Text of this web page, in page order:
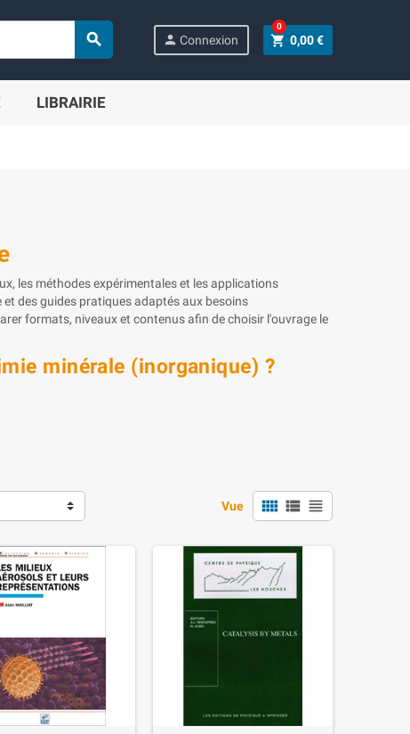
 person Connexion shopping_cart 0,00 €
0
LIBRAIRIE
les méthodes expérimentales et les applications
des guides pratiques adaptés aux besoins
formats, niveaux et contenus afin de choisir l'ouvrage le
minérale (inorganique) ?
Vue view_comfy view_list view_headline